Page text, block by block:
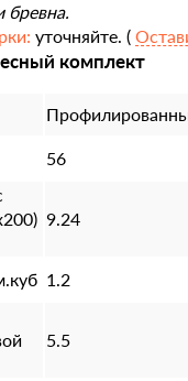
бревна.
уточняйте. (
комплект
56
9.24
1.2
5.5